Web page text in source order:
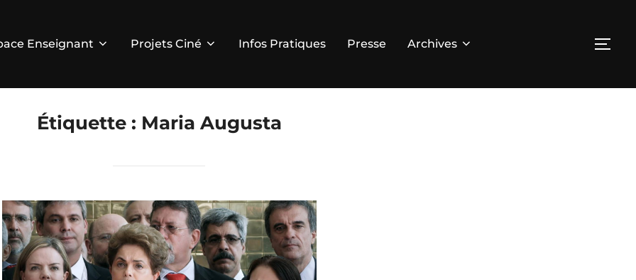
Enseignant Projets Ciné Infos Pratiques Presse Archives
Étiquette : Maria Augusta